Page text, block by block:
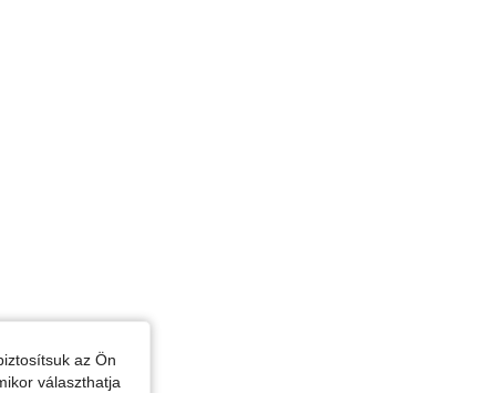
az Ön
választhatja